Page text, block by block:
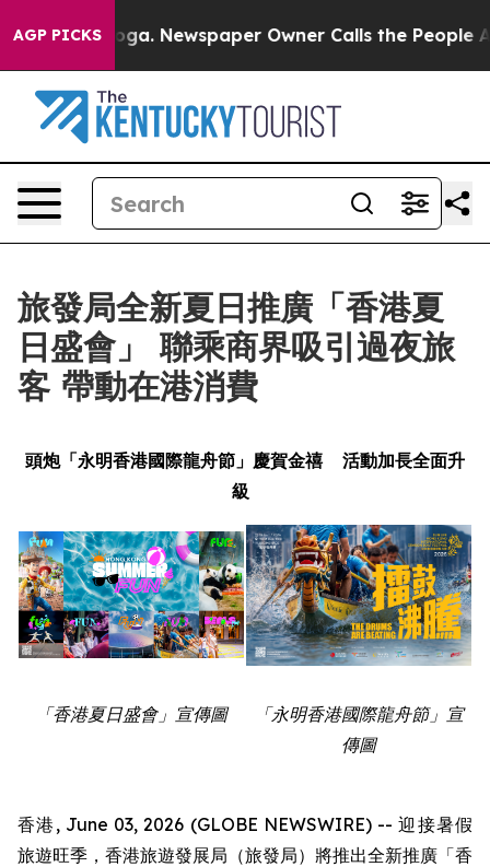
AGP PICKSNewspaper Owner Calls the People
旅發局全新夏日推廣「香港夏
日盛會」 聯乘商界吸引過夜旅
客 帶動在港消費
頭炮「永明香港國際龍舟節」慶賀金禧
活動加長全面升
級
「香港夏日盛會」宣傳圖
「永明香港國際龍舟節」宣
傳圖
香港, June 03, 2026 (GLOBE NEWSWIRE) -- 迎接暑假
旅遊旺季，香港旅遊發展局（旅發局）將推出全新推廣「香